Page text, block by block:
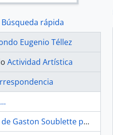
Búsqueda rápida
Eugenio Téllez
Actividad Artística
Soublette para Eugenio Téllez.